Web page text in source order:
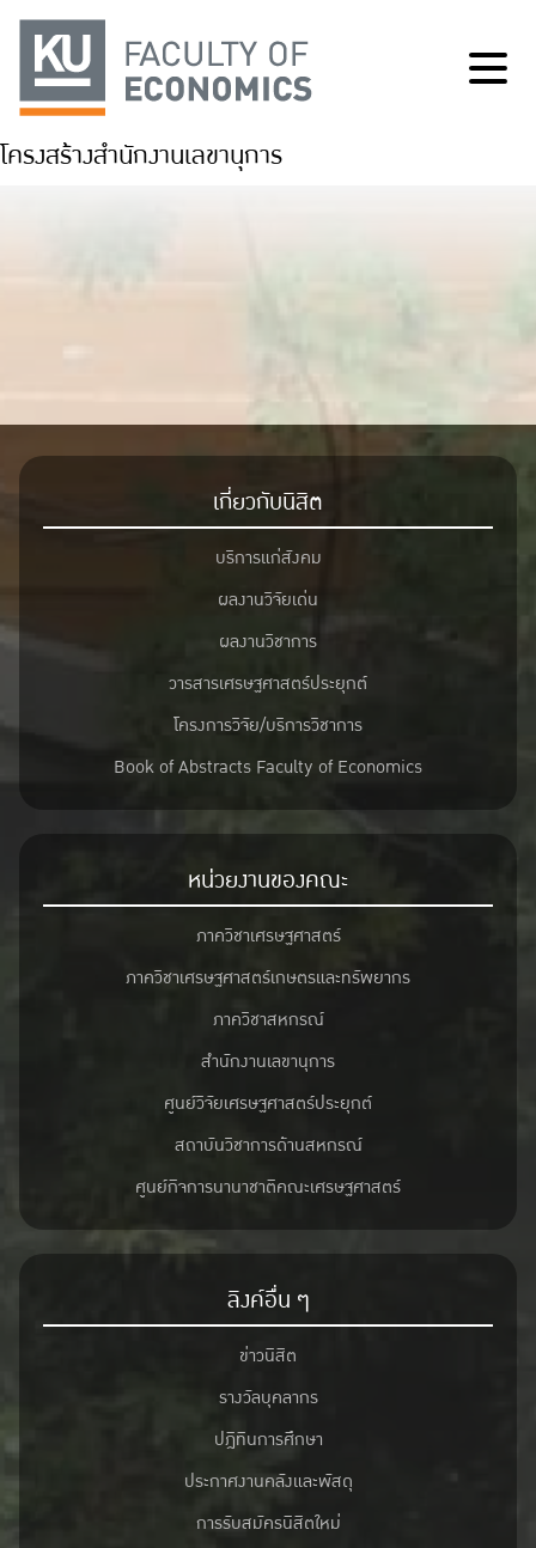
โครงสร้างสำนักงานเลขานุการ
เกี่ยวกับนิสิต
บริการแก่สังคม
ผลงานวิจัยเด่น
ผลงานวิชาการ
วารสารเศรษฐศาสตร์ประยุกต์
โครงการวิจัย/บริการวิชาการ
Book of Abstracts Faculty of Economics
หน่วยงานของคณะ
ภาควิชาเศรษฐศาสตร์
ภาควิชาเศรษฐศาสตร์เกษตรและทรัพยากร
ภาควิชาสหกรณ์
สำนักงานเลขานุการ
ศูนย์วิจัยเศรษฐศาสตร์ประยุกต์
สถาบันวิชาการด้านสหกรณ์
ศูนย์กิจการนานาชาติคณะเศรษฐศาสตร์
ลิงค์อื่น ๆ
ข่าวนิสิต
รางวัลบุคลากร
ปฎิทินการศึกษา
ประกาศงานคลังและพัสดุ
การรับสมัครนิสิตใหม่